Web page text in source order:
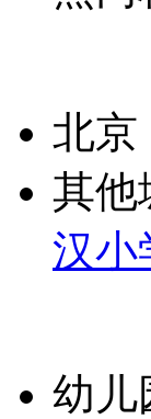
北京
其他
汉小
幼儿